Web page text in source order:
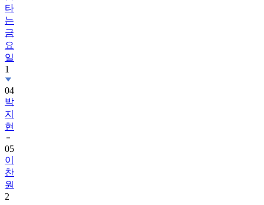
타
는
금
요
일
1
04
박
지
현
05
이
찬
원
2